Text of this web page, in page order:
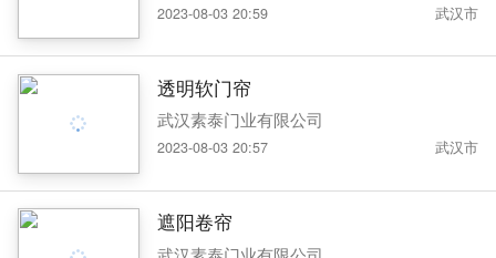
2023-08-03 20:59 武汉市
透明软门帘
武汉素泰门业有限公司
2023-08-03 20:57 武汉市
遮阳卷帘